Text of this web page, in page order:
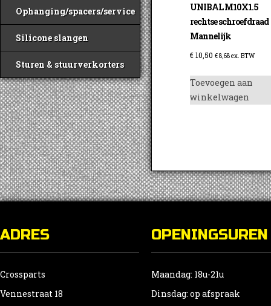
Ophanging/spacers/service
Silicone slangen
Sturen & stuurverkorters
UNIBAL M10X1.5
rechtse schroefdraad
Mannelijk
€10,50 €8,68ex. BTW
Toevoegen aan
winkelwagen
ADRES
Crossparts
Vennestraat 18
OPENINGSUREN
Maandag: 18u-21u
Dinsdag: op afspraak